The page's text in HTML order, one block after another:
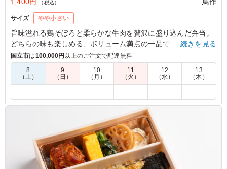
（税込）
サイズ やや小さい
旨味溢れる鶏そぼろと柔らかな牛肉を贅沢に盛り込んだ弁当。
どちらの味も楽しめる、ボリューム満点の一品です。食欲をそ
そる絶妙なハーモニーで、特別なランチタイムを演出します。
ぜひご賞味ください。
甘辛いタレが絡んだ牛焼肉は、噛むたびに肉の旨味が溢れ
出す贅沢な味わいでした。さらに、鶏そぼろの素朴な甘み
が絶妙なアクセントとなり、ボリューム満点の増量サイズ
ながら最後まで軽快に食べ進められます。彩り豊かな副菜
も一つひとつ質が高く、メインからサイドまで一切隙のな
い、お腹も心も満たされる逸品です。
…続きを見る
国立市は100,000円以上のご注文で配達無料
8
（土）
9
（日）
10
（月）
11
（火）
12
（水）
13
（木）
－ － － － － －